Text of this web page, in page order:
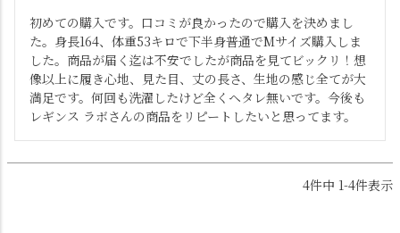
初めての購入です。口コミが良かったので購入を決めまし
た。身長164、体重53キロで下半身普通でMサイズ購入しま
した。商品が届く迄は不安でしたが商品を見てビックリ！想
像以上に履き心地、見た目、丈の長さ、生地の感じ全てが大
満足です。何回も洗濯したけど全くヘタレ無いです。今後も
レギンス ラボさんの商品をリピートしたいと思ってます。
4件中 1-4件表示